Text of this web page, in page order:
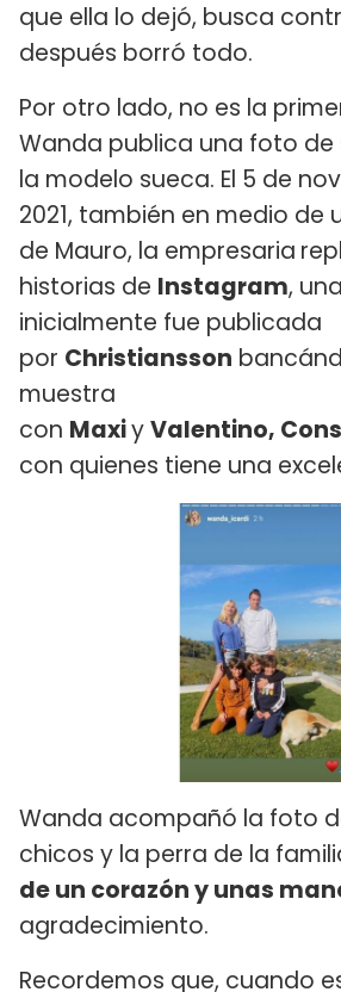
que ella lo dejó, busca
después borró todo.
Por otro lado, no es la
Wanda publica una foto de
la modelo sueca. El 5 de
2021, también en medio de
de Mauro, la empresaria
historias de Instagram,
inicialmente fue publicada
por Christiansson
muestra
con MaxiyValentino,
con quienes tiene una
Wanda acompañó la foto
chicos y la perra de la
de un corazón y unas
agradecimiento.
Recordemos que, cuando